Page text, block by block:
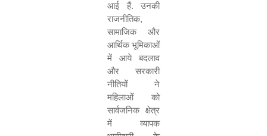
आई हैं. उनकी
राजनीतिक,
सामाजिक और
आर्थिक भूमिकाओं
में आये बदलाव
और सरकारी
नीतियों ने
महिलाओं को
सार्वजनिक क्षेत्र
में व्यापक